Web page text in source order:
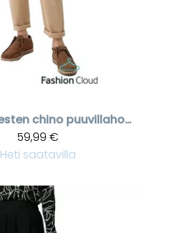
Miesten chino puuvillahousut, beige
59,99 €
Heti saatavilla